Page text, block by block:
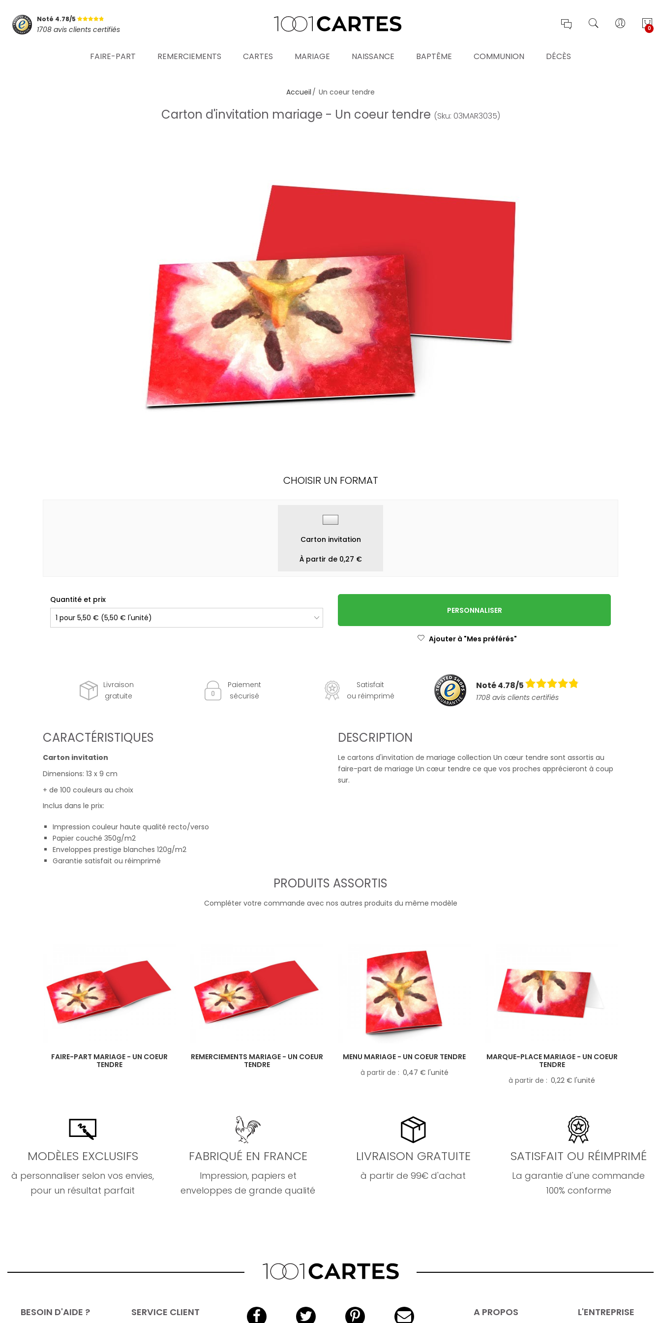
Noté 4.78/5
1708 avis clients certifiés 0
FAIRE-PART REMERCIEMENTS CARTES MARIAGE NAISSANCE BAPTÊME COMMUNION DÉCÈS
Mot de passe oublié ?
SE CONNECTER
Accueil Un coeur tendre
Carton d'invitation mariage - Un coeur tendre (Sku: 03MAR3035)
CHOISIR UN FORMAT
Carton invitation
À partir de 0,27 €
Quantité et prix
PERSONNALISER
Ajouter à "Mes préférés"
Livraison
gratuite
Paiement
sécurisé
Satisfait
ou réimprimé
Noté 4.78/5
1708 avis clients certifiés
CARACTÉRISTIQUES
Carton invitation
Dimensions: 13 x 9 cm
+ de 100 couleurs au choix
Inclus dans le prix:
Impression couleur haute qualité recto/verso
Papier couché 350g/m2
Enveloppes prestige blanches 120g/m2
Garantie satisfait ou réimprimé
DESCRIPTION
Le cartons d'invitation de mariage collection Un cœur tendre sont assortis au
faire-part de mariage Un cœur tendre ce que vos proches apprécieront à coup
sur.
PRODUITS ASSORTIS
Compléter votre commande avec nos autres produits du même modèle
FAIRE-PART MARIAGE - UN COEUR
TENDRE
REMERCIEMENTS MARIAGE - UN COEUR
TENDRE
MENU MARIAGE - UN COEUR TENDRE
à partir de
0,47 € l'unité
MARQUE-PLACE MARIAGE - UN COEUR
TENDRE
à partir de
0,22 € l'unité
MODÈLES EXCLUSIFS
à personnaliser selon vos envies,
pour un résultat parfait
FABRIQUÉ EN FRANCE
Impression, papiers et
enveloppes de grande qualité
LIVRAISON GRATUITE
à partir de 99€ d'achat
SATISFAIT OU RÉIMPRIMÉ
La garantie d'une commande
100% conforme
BESOIN D'AIDE ? SERVICE CLIENT A PROPOS L'ENTREPRISE